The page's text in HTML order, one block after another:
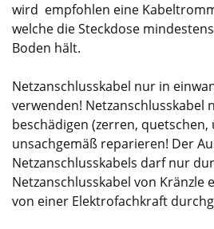
wird empfohlen eine
welche die Steckdose
Boden hält.
Netzanschlusskabel nur in
verwenden! Netzanschlusskabel
beschädigen (zerren,
unsachgemäß reparieren! Der
Netzanschlusskabels darf nur
Netzanschlusskabel von Kränzle
von einer Elektrofachkraft